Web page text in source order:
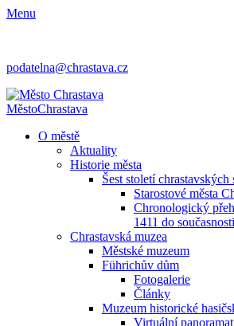
Menu
podatelna@chrastava.cz
MěstoChrastava
O městě
Aktuality
Historie města
Šest století chrastavských
Starostové města
Chronologický
1411 do současnosti
Chrastavská muzea
Městské muzeum
Führichův dům
Fotogalerie
Články
Muzeum historické
Virtuální